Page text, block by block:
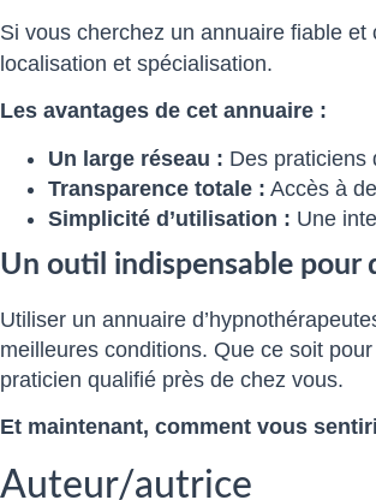
Si vous cherchez un annuaire fiable et
localisation et spécialisation.
Les avantages de cet annuaire :
Un large réseau : Des praticiens
Transparence totale : Accès à
Simplicité d’utilisation : Une
Un outil indispensable
Utiliser un annuaire
meilleures conditions. Que ce soit
praticien qualifié près de chez vous.
Et maintenant, comment vous
Auteur/autrice